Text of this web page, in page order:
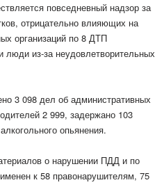
повседневный надзор за
отрицательно влияющих на
организаций по 8 ДТП
люди из-за неудовлетворительных
3 098 дел об административных
2 999, задержано 103
опьянения.
о нарушении ПДД и по
к 58 правонарушителям, 75